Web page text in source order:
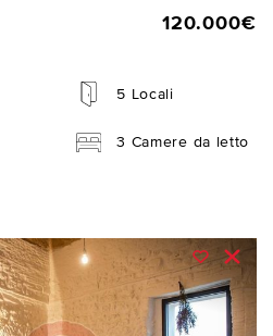
120.000€
5 Locali
3 Camere da letto